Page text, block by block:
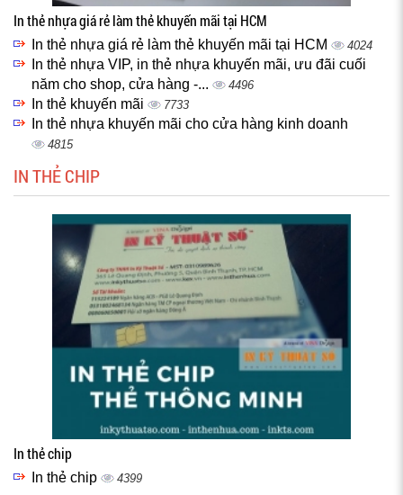
In thẻ nhựa giá rẻ làm thẻ khuyến mãi tại HCM
In thẻ nhựa giá rẻ làm thẻ khuyến mãi tại HCM 4024
In thẻ nhựa VIP, in thẻ nhựa khuyến mãi, ưu đãi cuối
năm cho shop, cửa hàng -...
4496
In thẻ khuyến mãi 7733
In thẻ nhựa khuyến mãi cho cửa hàng kinh doanh
4815
IN THẺ CHIP
In thẻ chip
In thẻ chip 4399